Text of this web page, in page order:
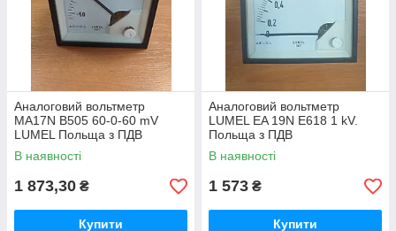
Аналоговий вольтметр
MA17N B505 60-0-60 mV
LUMEL Польща з ПДВ
В наявності
1 873,30 ₴
Купити
Аналоговий вольтметр
LUMEL EA 19N E618 1 kV.
Польща з ПДВ
В наявності
1 573 ₴
Купити